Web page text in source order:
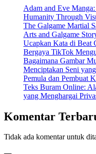
Adam and Eve
Humanity Through
The Galgame Martial
Arts and Galgame
Ucapkan Kata di Beat
Bergaya TikTok
Bagaimana Gambar
Menciptakan Seni
Pemula dan Pembuat
Teks Buram Online:
yang Menghargai
Komentar
Tidak ada komentar untuk